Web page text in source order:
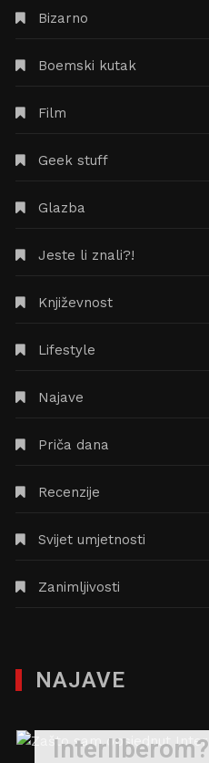
Bizarno
Boemski kutak
Film
Geek stuff
Glazba
Jeste li znali?!
Književnost
Lifestyle
Najave
Priča dana
Recenzije
Svijet umjetnosti
Zanimljivosti
NAJAVE
Interliberom?